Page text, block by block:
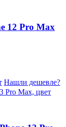
12 Pro Max
Нашли дешевле?